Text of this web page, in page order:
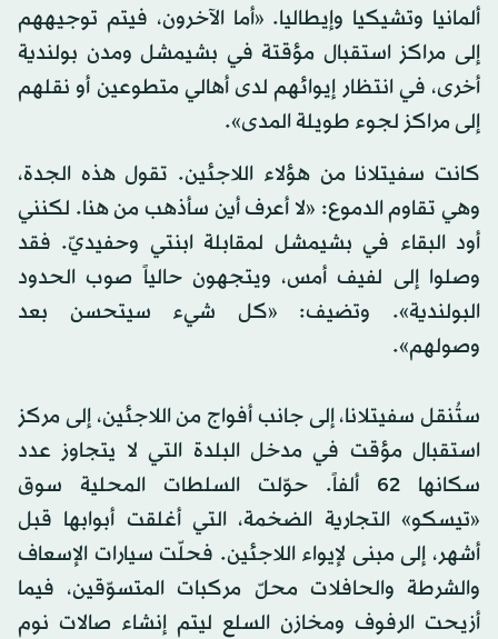
ألمانيا وتشيكيا وإيطاليا. «أما الآخرون، فيتم توجيههم
إلى مراكز استقبال مؤقتة في بشيمشل ومدن بولندية
أخرى، في انتظار إيوائهم لدى أهالي متطوعين أو نقلهم
إلى مراكز لجوء طويلة المدى».
كانت سفيتلانا من هؤلاء اللاجئين. تقول هذه الجدة،
وهي تقاوم الدموع: «لا أعرف أين سأذهب من هنا. لكنني
أود البقاء في بشيمشل لمقابلة ابنتي وحفيديّ. فقد
وصلوا إلى لفيف أمس، ويتجهون حالياً صوب الحدود
البولندية». وتضيف: «كل شيء سيتحسن بعد
وصولهم».
ستُنقل سفيتلانا، إلى جانب أفواج من اللاجئين، إلى مركز
استقبال مؤقت في مدخل البلدة التي لا يتجاوز عدد
سكانها 62 ألفاً. حوّلت السلطات المحلية سوق
«تيسكو» التجارية الضخمة، التي أغلقت أبوابها قبل
أشهر، إلى مبنى لإيواء اللاجئين. فحلّت سيارات الإسعاف
والشرطة والحافلات محلّ مركبات المتسوّقين، فيما
أزيحت الرفوف ومخازن السلع ليتم إنشاء صالات نوم